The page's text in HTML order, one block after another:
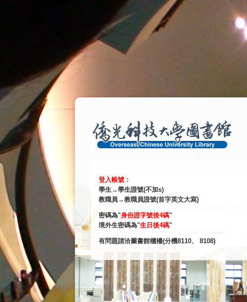
登入帳號：
學生→學生證號(不加s)
教職員→教職員證號(首字英文大寫)
密碼為"身份證字號後4碼"
境外生密碼為"生日後4碼"
有問題請洽圖書館櫃檯(分機8110、 8108)
Navigated to 僑光科技大學圖書館 - 身分認證系統 Jumper